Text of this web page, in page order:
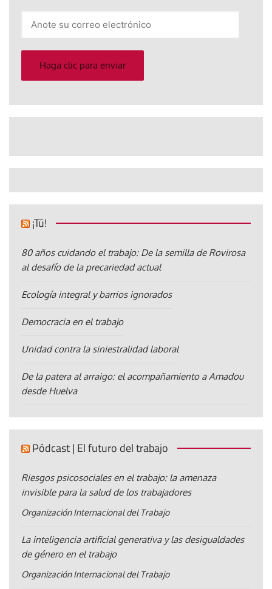
electrónico
Haga clic para enviar
¡Tú!
80 años cuidando el trabajo: De la semilla de Rovirosa
al desafío de la precariedad actual
Ecología integral y barrios ignorados
Democracia en el trabajo
Unidad contra la siniestralidad laboral
De la patera al arraigo: el acompañamiento a Amadou
desde Huelva
Pódcast | El futuro del trabajo
Riesgos psicosociales en el trabajo: la amenaza
invisible para la salud de los trabajadores
Organización Internacional del Trabajo
La inteligencia artificial generativa y las desigualdades
de género en el trabajo
Organización Internacional del Trabajo